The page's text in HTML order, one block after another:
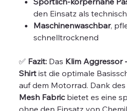
den Einsatz als
Maschinenwaschbar,
schnelltrocknend
✅ Fazit: Das Klim Aggressor
Shirt ist die optimale
auf dem Motorrad. Dank des
Mesh Fabricbietet es eine
ohne den Einsatz von